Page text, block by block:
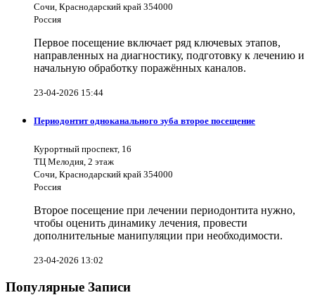
Сочи, Краснодарский край 354000
Россия
Первое посещение включает ряд ключевых этапов,
направленных на диагностику, подготовку к лечению и
начальную обработку поражённых каналов.
23-04-2026 15:44
Периодонтит одноканального зуба второе посещение
Курортный проспект, 16
ТЦ Мелодия, 2 этаж
Сочи, Краснодарский край 354000
Россия
Второе посещение при лечении периодонтита нужно,
чтобы оценить динамику лечения, провести
дополнительные манипуляции при необходимости.
23-04-2026 13:02
Популярные Записи